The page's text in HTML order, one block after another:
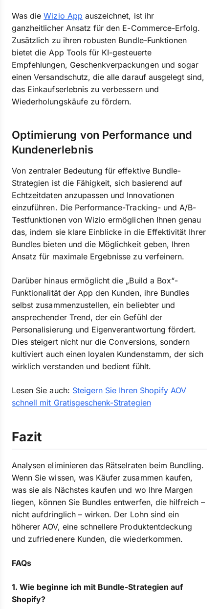
Was dieWizio App auszeichnet, ist ihr
ganzheitlicher Ansatz für den E-Commerce-Erfolg.
Zusätzlich zu ihren robusten Bundle-Funktionen
bietet die App Tools für KI-gesteuerte
Empfehlungen, Geschenkverpackungen und sogar
einen Versandschutz, die alle darauf ausgelegt sind,
das Einkaufserlebnis zu verbessern und
Wiederholungskäufe zu fördern.
Optimierung von Performance und
Kundenerlebnis
Von zentraler Bedeutung für effektive Bundle-
Strategien ist die Fähigkeit, sich basierend auf
Echtzeitdaten anzupassen und Innovationen
einzuführen. Die Performance-Tracking- und A/B-
Testfunktionen von Wizio ermöglichen Ihnen genau
das, indem sie klare Einblicke in die Effektivität Ihrer
Bundles bieten und die Möglichkeit geben, Ihren
Ansatz für maximale Ergebnisse zu verfeinern.
Darüber hinaus ermöglicht die „Build a Box“-
Funktionalität der App den Kunden, ihre Bundles
selbst zusammenzustellen, ein beliebter und
ansprechender Trend, der ein Gefühl der
Personalisierung und Eigenverantwortung fördert.
Dies steigert nicht nur die Conversions, sondern
kultiviert auch einen loyalen Kundenstamm, der sich
wirklich verstanden und bedient fühlt.
Lesen Sie auch: Steigern Sie Ihren Shopify AOV
schnell mit Gratisgeschenk-Strategien
Fazit
Analysen eliminieren das Rätselraten beim Bundling.
Wenn Sie wissen, was Käufer zusammen kaufen,
was sie als Nächstes kaufen und wo Ihre Margen
liegen, können Sie Bundles entwerfen, die hilfreich –
nicht aufdringlich – wirken. Der Lohn sind ein
höherer AOV, eine schnellere Produktentdeckung
und zufriedenere Kunden, die wiederkommen.
FAQs
1. Wie beginne ich mit Bundle-Strategien auf
Shopify?